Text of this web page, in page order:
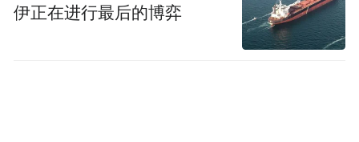
伊正在进行最后的博弈